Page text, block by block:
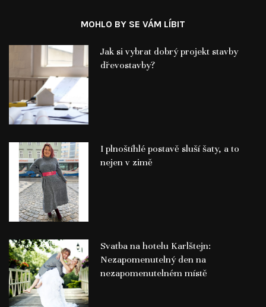
MOHLO BY SE VÁM LÍBIT
Jak si vybrat dobrý projekt stavby
dřevostavby?
I plnoštíhlé postavě sluší šaty, a to
nejen v zimě
Svatba na hotelu Karlštejn:
Nezapomenutelný den na
nezapomenutelném místě